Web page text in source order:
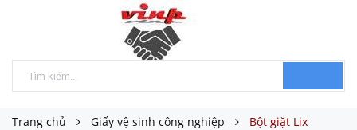
Trang chủ Giấy vệ sinh công nghiệp
Bột giặt Lix